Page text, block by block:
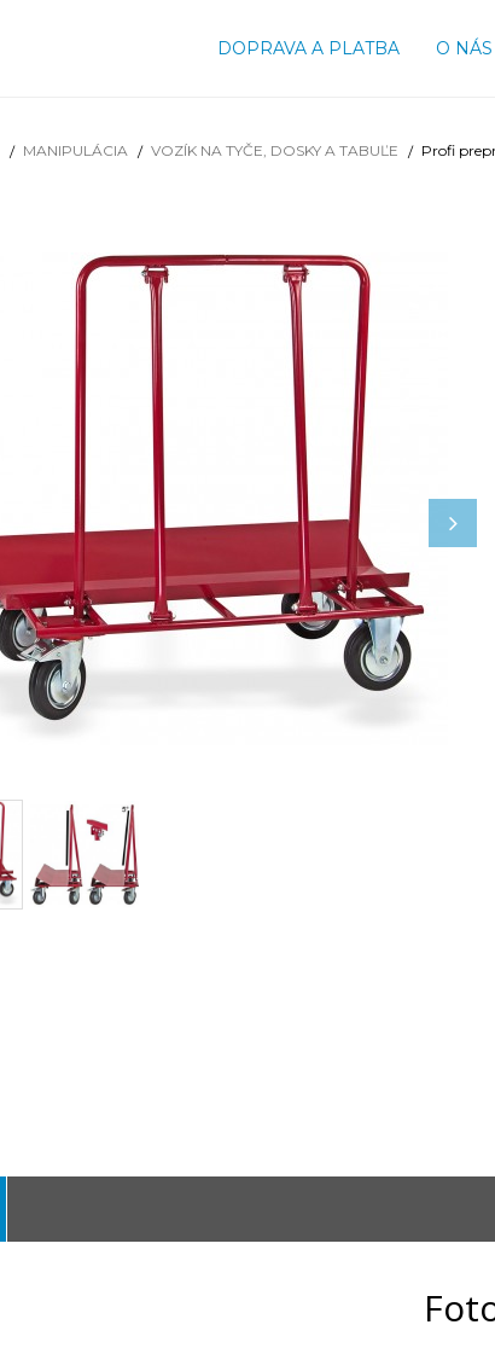
DOPRAVA A PLATBA O NÁS
MANIPULÁCIA VOZÍK NA TYČE, DOSKY A TABUĽE Profi